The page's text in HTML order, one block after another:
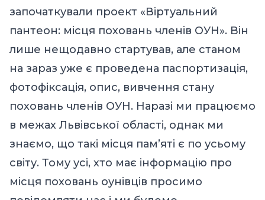
започаткували проект «Віртуальний
пантеон: місця поховань членів ОУН». Він
лише нещодавно стартував, але станом
на зараз уже є проведена паспортизація,
фотофіксація, опис, вивчення стану
поховань членів ОУН. Наразі ми працюємо
в межах Львівської області, однак ми
знаємо, що такі місця пам’яті є по усьому
світу. Тому усі, хто має інформацію про
місця поховань оунівців просимо